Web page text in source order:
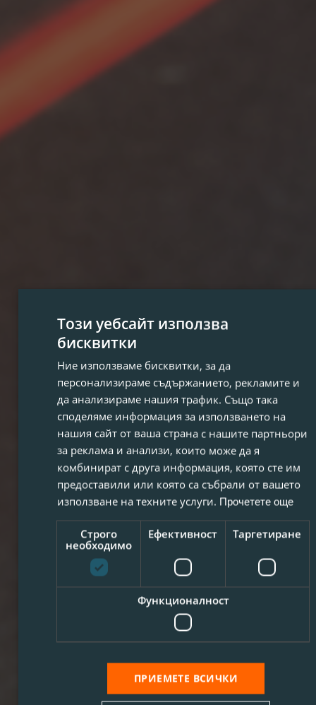
Този уебсайт използва
бисквитки
Ние използваме бисквитки, за да
персонализираме съдържанието, рекламите и
да анализираме нашия трафик. Също така
споделяме информация за използването на
нашия сайт от ваша страна с нашите партньори
за реклама и анализи, които може да я
комбинират с друга информация, която сте им
предоставили или която са събрали от вашето
използване на техните услуги. Прочетете още
Строго
необходимо
Ефективност Таргетиране
Функционалност
ПРИЕМЕТЕ ВСИЧКИ